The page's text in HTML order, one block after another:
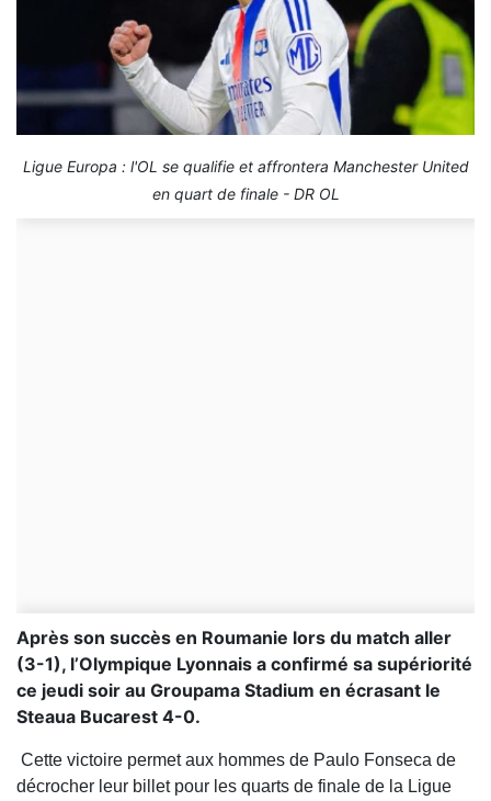
Ligue Europa : l'OL se qualifie et affrontera Manchester United
en quart de finale - DR OL
Après son succès en Roumanie lors du match aller
(3-1), l’Olympique Lyonnais a confirmé sa supériorité
ce jeudi soir au Groupama Stadium en écrasant le
Steaua Bucarest 4-0.
Cette victoire permet aux hommes de Paulo Fonseca de
décrocher leur billet pour les quarts de finale de la Ligue